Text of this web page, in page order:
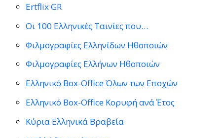
Ertflix GR
Οι 100 Ελληνικές Ταινίες που…
Φιλμογραφίες Ελληνίδων Ηθοποιών
Φιλμογραφίες Ελλήνων Ηθοποιών
Ελληνικό Box-Office Όλων των Εποχών
Ελληνικό Box-Office Κορυφή ανά Έτος
Κύρια Ελληνικά Βραβεία